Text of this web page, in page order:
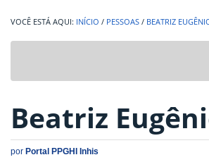
INÍCIO / PESSOAS / BEATRIZ
Beatriz
por Portal PPGHI Inhis